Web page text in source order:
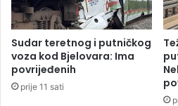
c
i
H
r
i
j
e
n
e
s
Sudar teretnog i putničkog
voza kod Bjelovara: Ima
povrijeđenih
prije 11 sati